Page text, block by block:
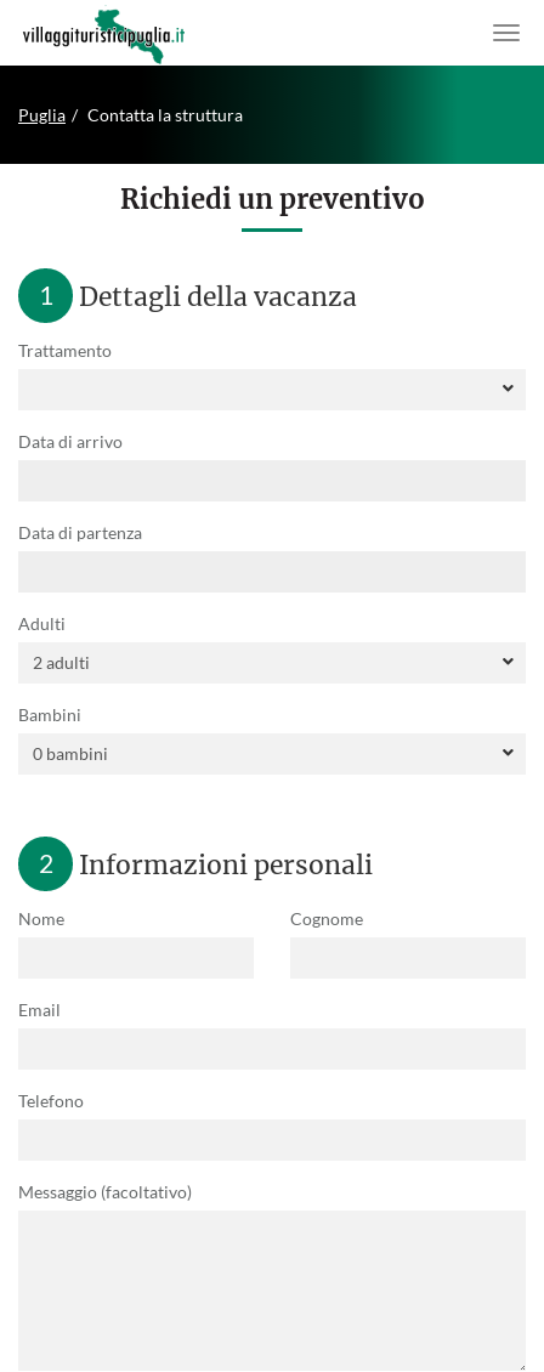
Puglia Contatta la struttura
Richiedi un preventivo
1 Dettagli della vacanza
Trattamento
Data di arrivo
Data di partenza
Adulti
Bambini
2 Informazioni personali
Nome Cognome
Email
Telefono
Messaggio (facoltativo)